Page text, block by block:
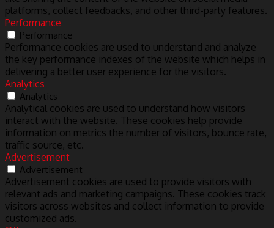
platforms, collect feedbacks, and other third-party features.
Performance
Performance
Performance cookies are used to understand and analyze
the key performance indexes of the website which helps in
delivering a better user experience for the visitors.
Analytics
Analytics
Analytical cookies are used to understand how visitors
interact with the website. These cookies help provide
information on metrics the number of visitors, bounce rate,
traffic source, etc.
Advertisement
Advertisement
Advertisement cookies are used to provide visitors with
relevant ads and marketing campaigns. These cookies track
visitors across websites and collect information to provide
customized ads.